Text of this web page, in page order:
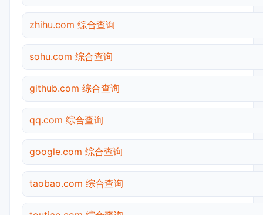
zhihu.com 综合查询
sohu.com 综合查询
github.com 综合查询
qq.com 综合查询
google.com 综合查询
taobao.com 综合查询